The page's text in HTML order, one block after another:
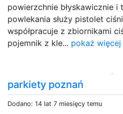
powierzchnie błyskawicznie i
powlekania służy pistolet
współpracuje z zbiornikami
pojemnik z kle... pokaż więcej
parkiety poznań
Dodano: 14 lat 7 miesięcy temu